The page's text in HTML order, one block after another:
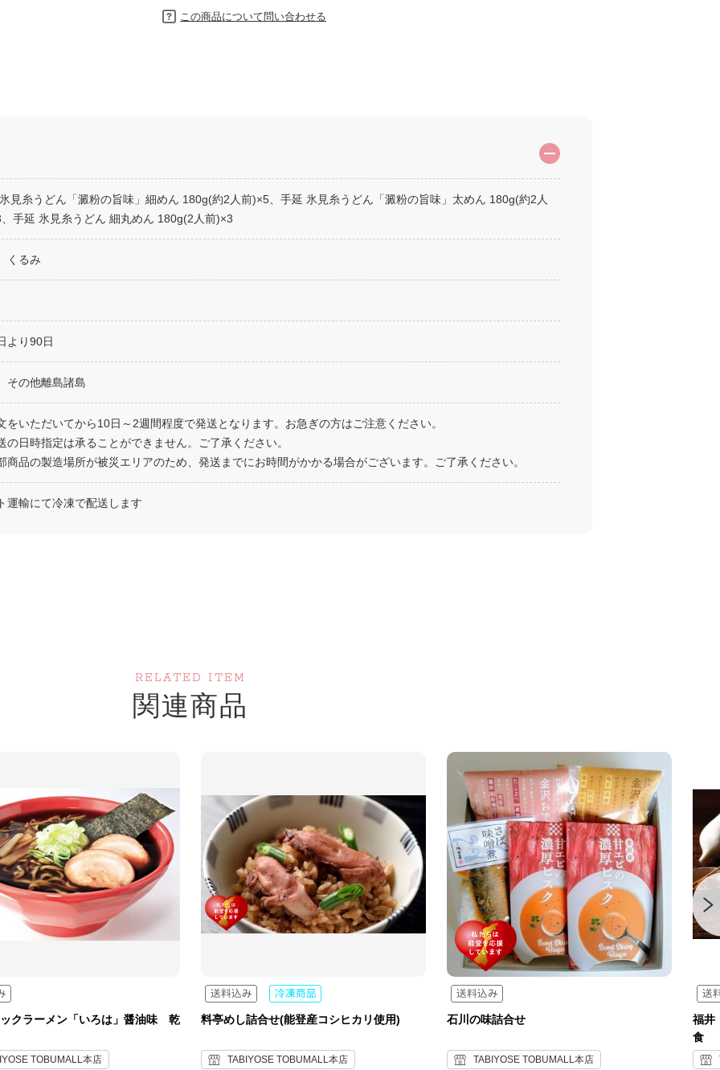
この商品について問い合わせる
見糸うどん「澱粉の旨味」細めん 180g(約2人前)×5、手延 氷見糸うどん「澱粉の旨味」太めん 180g(約2人
手延 氷見糸うどん 細丸めん 180g(2人前)×3
くるみ
より90日
その他離島諸島
をいただいてから10日～2週間程度で発送となります。お急ぎの方はご注意ください。
の日時指定は承ることができません。ご了承ください。
品の製造場所が被災エリアのため、発送までにお時間がかかる場合がございます。ご了承ください。
運輸にて冷凍で配送します
RELATED ITEM
関連商品
クラーメン「いろは」醤油味 乾
TOBUMALL本店
料亭めし詰合せ(能登産コシヒカリ使用)
TABIYOSE TOBUMALL本店
石川の味詰合せ
TABIYOSE TOBUMALL本店
福井
食